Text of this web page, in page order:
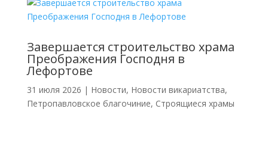
Завершается строительство храма
Преображения Господня в
Лефортове
31 июля 2026 | Новости, Новости викариатства,
Петропавловское благочиние, Строящиеся храмы